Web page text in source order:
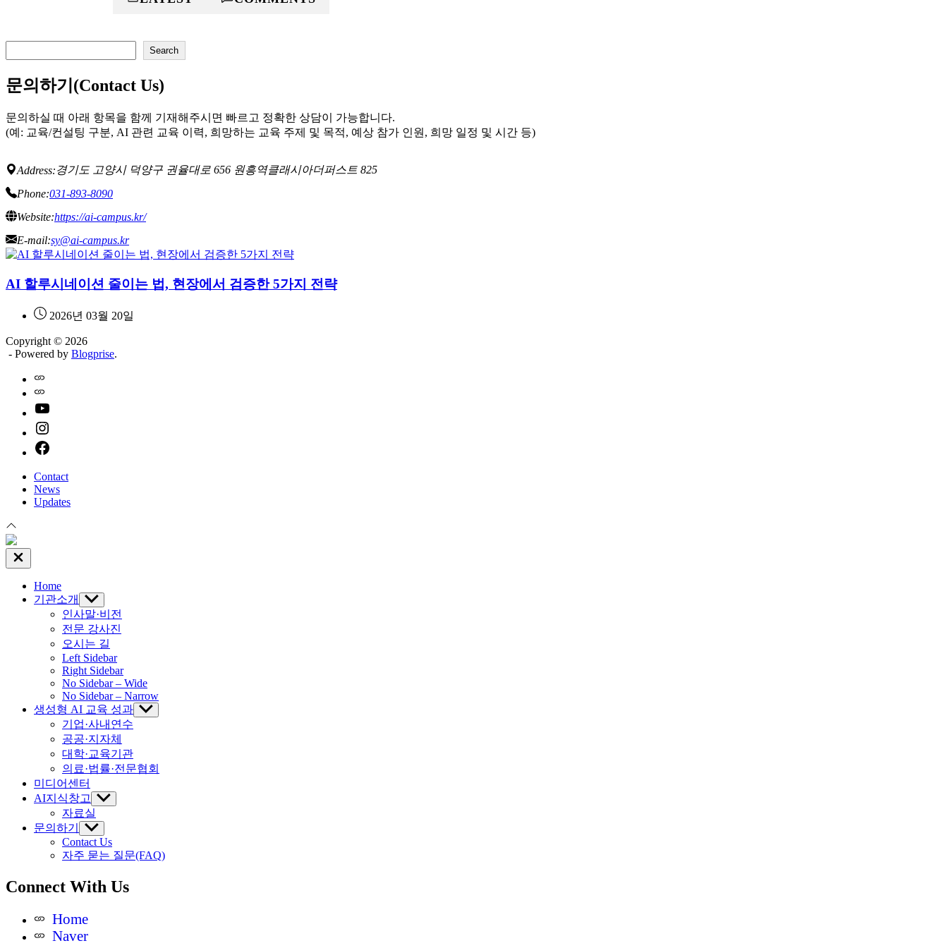
색
Search
문의하기(Contact Us)
문의하실 때 아래 항목을 함께 기재해주시면 빠르고 정확한 상담이 가능합니다.
(예: 교육/컨설팅 구분, AI 관련 교육 이력, 희망하는 교육 주제 및 목적, 예상 참가 인원, 희망 일정 및 시간 등)
Address:경기도 고양시 덕양구 권율대로 656 원흥역클래시아더퍼스트 825
Phone:031-893-8090
Website:https://ai-campus.kr/
E-mail:sy@ai-campus.kr
AI 할루시네이션 줄이는 법, 현장에서 검증한 5가지 전략
2026년 03월 20일
Copyright © 2026
- Powered by Blogprise.
Contact
News
Updates
Close
Off
Home
기관소개
Show
sub
menu
인사말·비전
전문 강사진
오시는 길
Left Sidebar
Right Sidebar
No Sidebar – Wide
No Sidebar – Narrow
생성형 AI 교육 성과 Show
sub
기업·사내연수
공공·지자체
대학·교육기관
의료·법률·전문협회
미디어센터
AI지식창고
Show
sub
menu
자료실
문의하기
Show
sub
menu
Contact Us
자주 묻는 질문(FAQ)
Connect With Us
Home
Naver